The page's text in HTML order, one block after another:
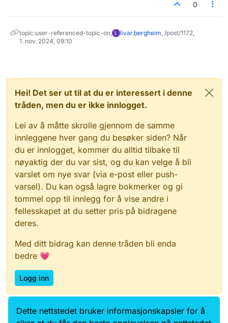
0
topic:user-referenced-topic-on, L livar.bergheim, /post/1172,
1. nov. 2024, 09:10
Hei! Det ser ut til at du er interessert i denne
tråden, men du er ikke innlogget.
Lei av å måtte skrolle gjennom de samme
innleggene hver gang du besøker siden? Når
du er innlogget, kommer du alltid tilbake til
nøyaktig der du var sist, og du kan velge å bli
varslet om nye svar (via e-post eller push-
varsel). Du kan også lagre bokmerker og gi
tommel opp til innlegg for å vise andre i
fellesskapet at du setter pris på bidragene
deres.
Med ditt bidrag kan denne tråden bli enda
bedre 💗
Logg inn
Data.norge.no Kontakt oss
Dette nettstedet bruker informasjonskapsler for å